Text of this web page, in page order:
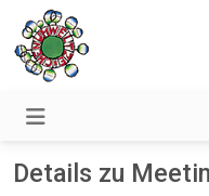
Details zu